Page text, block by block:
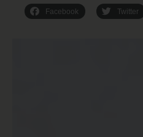
Facebook Twitter